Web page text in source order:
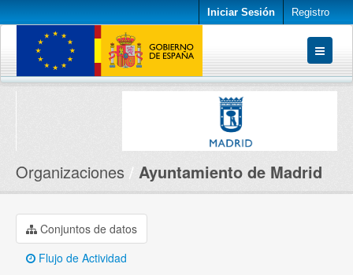
Iniciar Sesión Registro
Conjuntos de datos
Organizaciones Ayuntamiento de Madrid
Conjuntos de datos
Flujo de Actividad